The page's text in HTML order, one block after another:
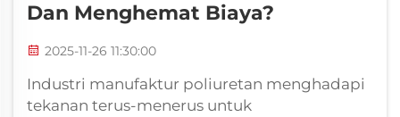
Dan Menghemat Biaya?
2025-11-26 11:30:00
Industri manufaktur poliuretan menghadapi
tekanan terus-menerus untuk